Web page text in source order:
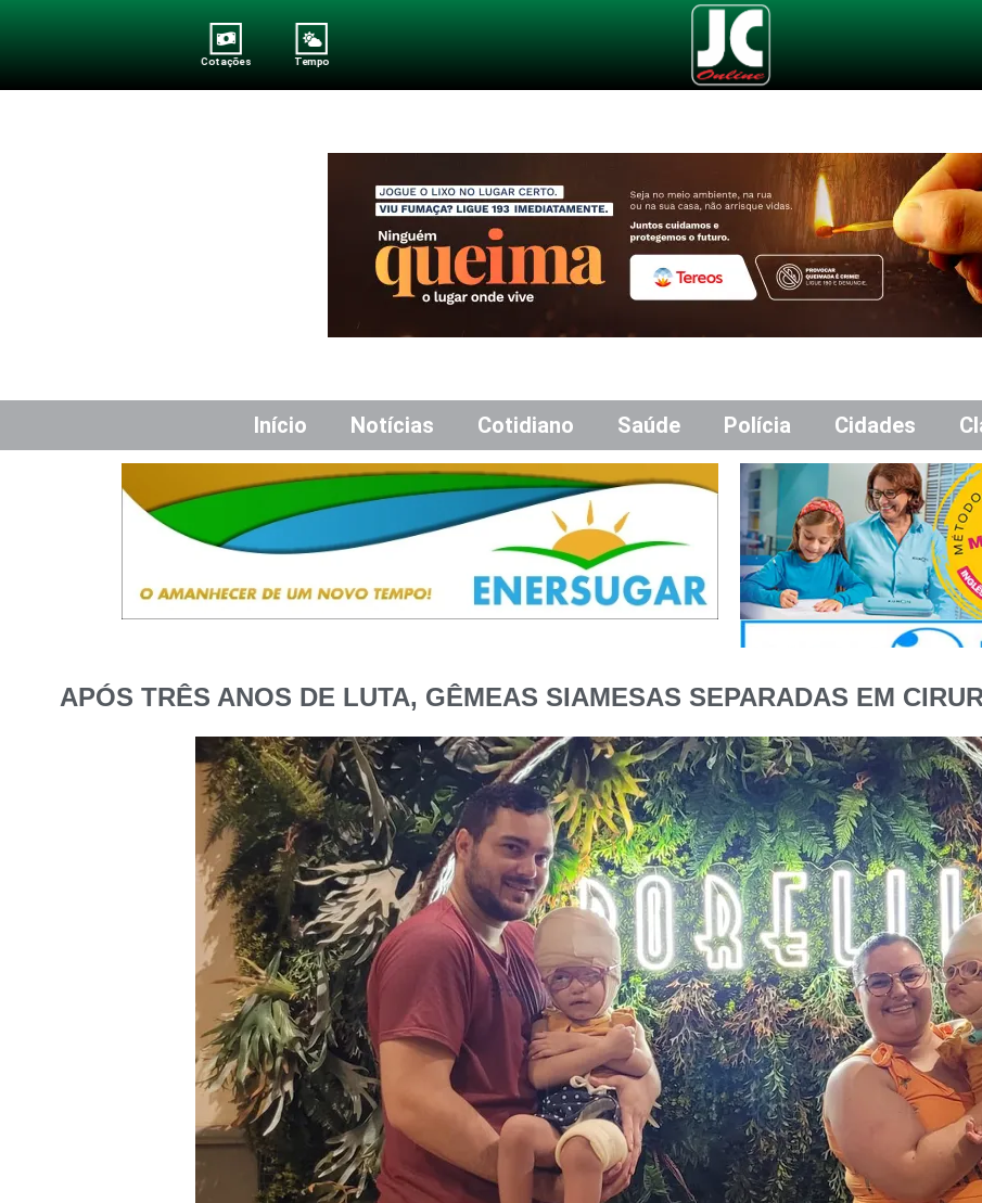
Cotações Tempo
Início Notícias Cotidiano Saúde Polícia Cidades
APÓS TRÊS ANOS DE LUTA, GÊMEAS SIAMESAS SEPARADAS EM